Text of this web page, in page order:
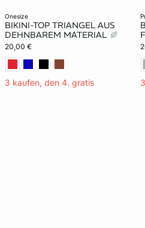
onesize
BIKINI-TOP TRIANGEL AUS
DEHNBAREM MATERIAL
20,00 €
3 kaufen, den 4. gratis